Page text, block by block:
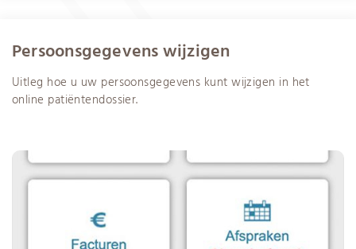
Persoonsgegevens wijzigen
Uitleg hoe u uw persoonsgegevens kunt wijzigen in het
online patiëntendossier.